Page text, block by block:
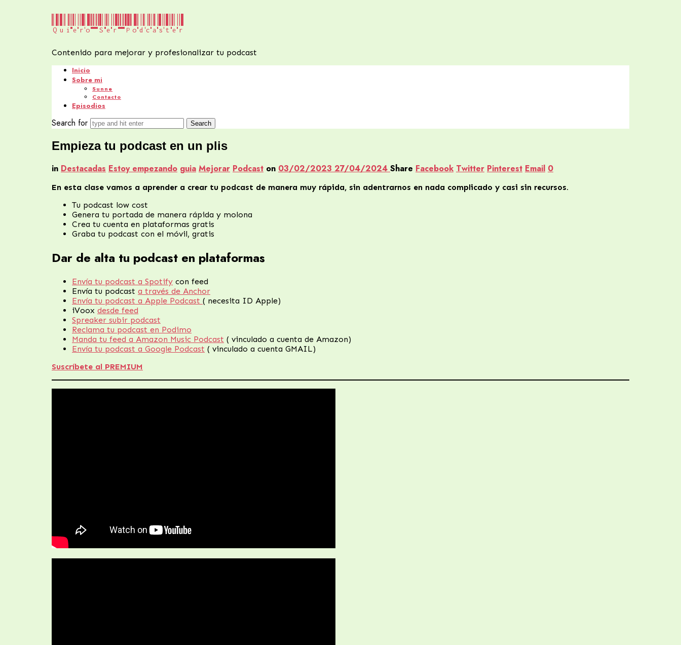
Quiero
Podcaster
Quiero Ser Podcaster
Contenido para mejorar y profesionalizar tu podcast
Inicio
Sobre mi
Sunne
Contacto
Episodios
Search for
Empieza tu podcast en un plis
in Destacadas Estoy empezando guia Mejorar Podcast on 03/02/2023 27/04/2024 Share Facebook Twitter Pinterest Email 0
En esta clase vamos a aprender a crear tu podcast de manera muy rápida, sin adentrarnos en nada complicado y casi sin recursos.
Tu podcast low cost
Genera tu portada de manera rápida y molona
Crea tu cuenta en plataformas gratis
Graba tu podcast con el móvil, gratis
Dar de alta tu podcast en plataformas
Envía tu podcast a Spotify con feed
Envía tu podcast a través de Anchor
Envía tu podcast a Apple Podcast ( necesita ID Apple)
iVoox desde feed
Spreaker subir podcast
Reclama tu podcast en Podimo
Manda tu feed a Amazon Music Podcast ( vinculado a cuenta de Amazon)
Envía tu podcast a Google Podcast ( vinculado a cuenta GMAIL)
Suscríbete al PREMIUM